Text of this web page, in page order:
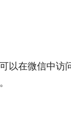
以在微信中访